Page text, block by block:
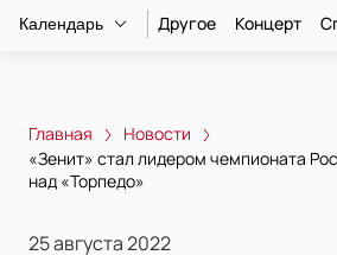
Календарь Другое Концерт
Главная
Новости
«Зенит» стал лидером чемпионата
над «Торпедо»
25 августа 2022